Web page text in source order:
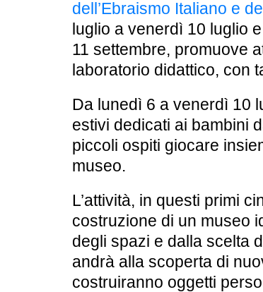
dell’Ebraismo Italiano e
luglio a venerdì 10 luglio
11 settembre, promuove
laboratorio didattico, con
Da lunedì 6 a venerdì 10
estivi dedicati ai bambini
piccoli ospiti giocare
museo.
L’attività, in questi primi
costruzione di un museo
degli spazi e dalla scelta
andrà alla scoperta di
costruiranno oggetti